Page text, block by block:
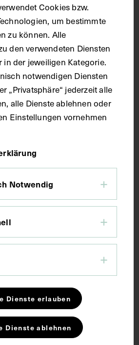
1781 - 1786
Cookies bzw.
um bestimmte
zu können. Alle
den verwendeten Diensten
in der jeweiligen Kategorie.
notwendigen Diensten
„Privatsphäre“ jederzeit alle
alle Dienste ablehnen oder
Einstellungen vornehmen
Notwendig
Dienste erlauben
Dienste ablehnen